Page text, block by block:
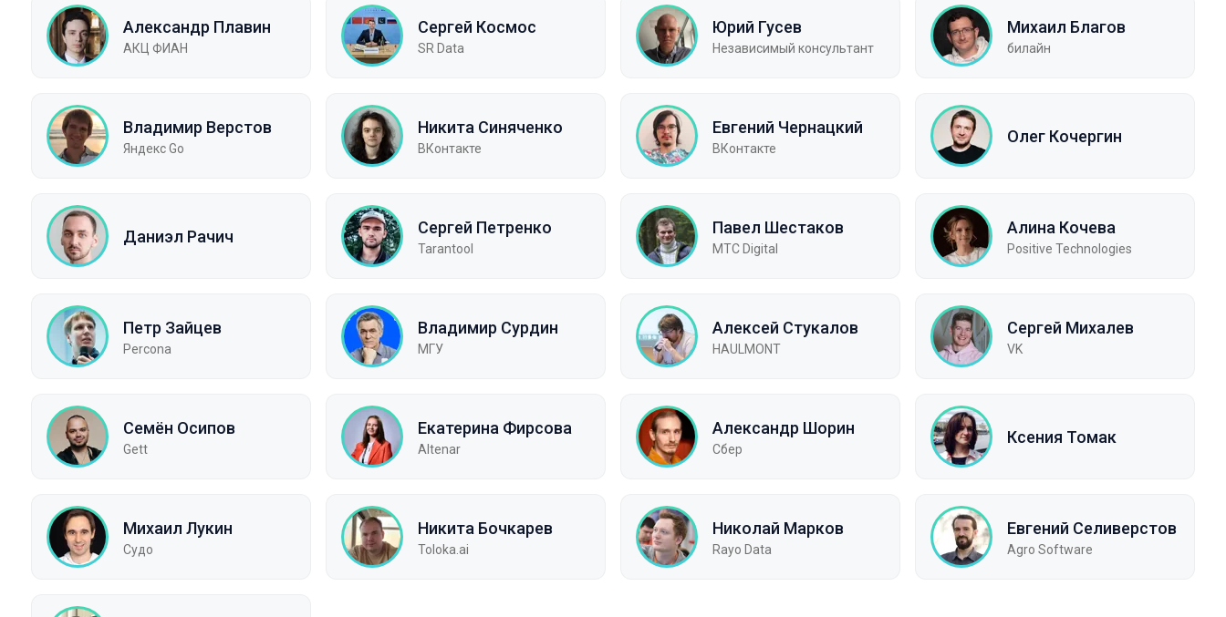
Александр Плавин
АКЦ ФИАН
Сергей Космос
SR Data
Юрий Гусев
Независимый консультант
Михаил Благов
билайн
Владимир Верстов
Яндекс Go
Никита Синяченко
ВКонтакте
Евгений Чернацкий
ВКонтакте
Олег Кочергин
Даниэл Рачич Сергей Петренко
Tarantool
Павел Шестаков
МТС Digital
Алина Кочева
Positive Technologies
Петр Зайцев
Percona
Владимир Сурдин
МГУ
Алексей Стукалов
HAULMONT
Сергей Михалев
VK
Семён Осипов
Gett
Екатерина Фирсова
Altenar
Александр Шорин
Сбер
Ксения Томак
Михаил Лукин
Судо
Никита Бочкарев
Toloka.ai
Николай Марков
Rayo Data
Евгений Селиверстов
Agro Software